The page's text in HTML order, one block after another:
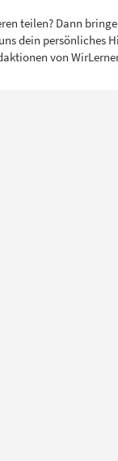
teilen? Dann
dein persönliches
von